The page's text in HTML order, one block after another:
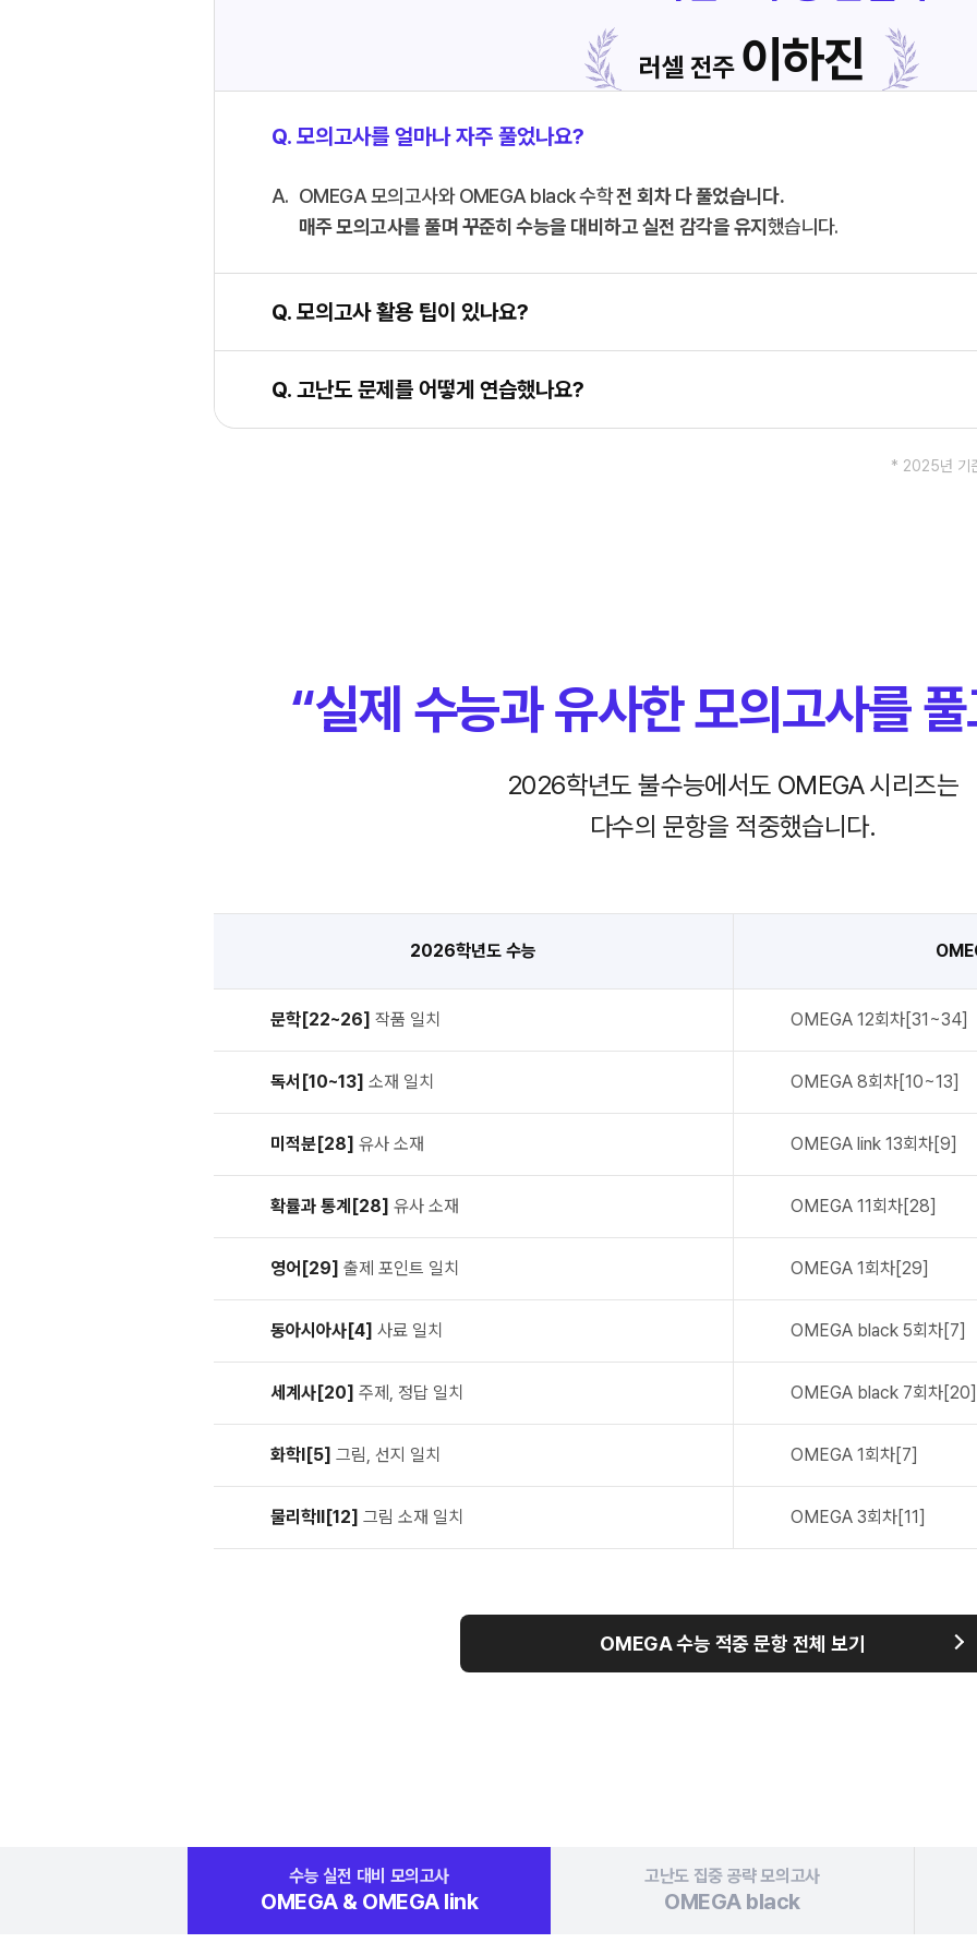
러셀 전주 이하진
Q. 모의고사를 얼마나 자주 풀었나요?
OMEGA 모의고사와 OMEGA black 수학전 회차 다 풀었습니다.
매주 모의고사를 풀며 꾸준히 수능을 대비하고 실전 감각을 유지 했습니다.
Q. 모의고사 활용 팁이 있나요?
Q. 고난도 문제를 어떻게 연습했나요?
* 2025년 기
“실제 수능과 유사한모의고사를
2026학년도 불수능에서도 OMEGA 시리즈는
다수의 문항을 적중했습니다.
2026학년도 수능
문학[22~26] 작품 일치 OMEGA 12회차[31~34]
독서[10~13] 소재 일치 OMEGA 8회차[10~13]
미적분[28] 유사 소재 OMEGA link 13회차[9]
확률과 통계[28] 유사 소재 OMEGA 11회차[28]
영어[29] 출제 포인트 일치 OMEGA 1회차[29]
동아시아사[4] 사료 일치 OMEGA black 5회차[7]
세계사[20] 주제, 정답 일치 OMEGA black 7회차[20]
화학Ⅰ[5] 그림, 선지 일치 OMEGA 1회차[7]
물리학Ⅱ[12] 그림 소재 일치 OMEGA 3회차[11]
OMEGA 수능 적중 문항 전체 보기
수능 실전 대비 모의고사
OMEGA &OMEGA link
고난도 집중 공략모의고사
OMEGAblack